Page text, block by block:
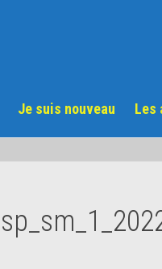
Je suis nouveau Les